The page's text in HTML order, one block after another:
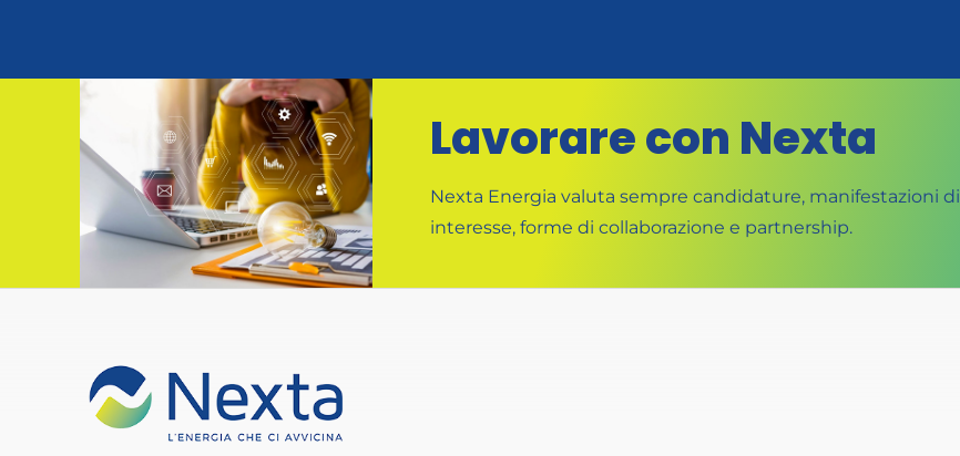
Lavorare con Nexta
Nexta Energia valuta sempre candidature, manifestazioni di
interesse, forme di collaborazione e partnership.